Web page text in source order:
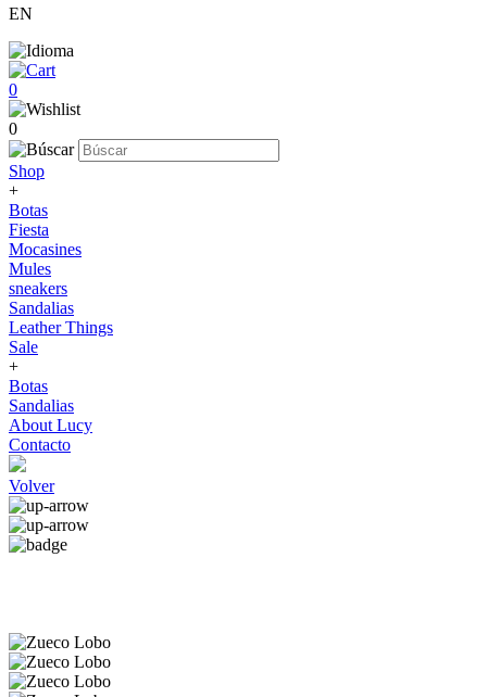
EN
0
0
Shop
+
Botas
Fiesta
Mocasines
Mules
sneakers
Sandalias
Leather Things
Sale
+
Botas
Sandalias
About Lucy
Contacto
Volver